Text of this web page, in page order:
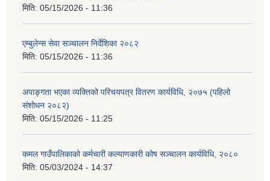
मिति: 05/15/2026 - 11:36
एम्बुलेन्स सेवा सञ्चालन निर्देशिका २०८२
मिति: 05/15/2026 - 11:36
अपाङ्गता भएका व्यक्तिको परिचयपत्र वितरण कार्यविधि, २०७५ (पहिलो
संशोधन २०८२)
मिति: 05/15/2026 - 11:25
कमल गाउँपालिकाको कर्मचारी कल्याणकारी कोष सञ्चालन कार्यविधि, २०८०
मिति: 05/03/2024 - 14:37